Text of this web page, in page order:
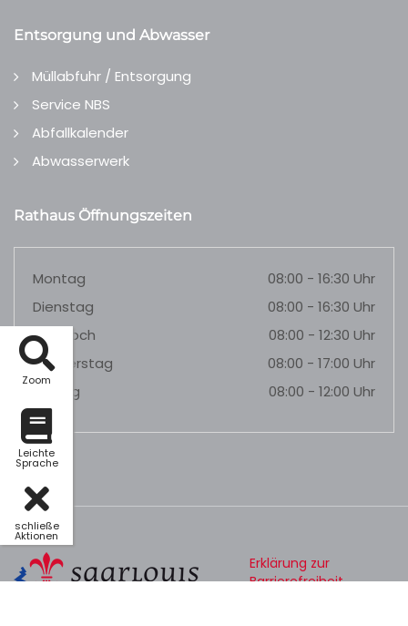
Zoom
Leichte
Sprache
schließe
Aktionen
Entsorgung und Abwasser
Müllabfuhr / Entsorgung
Service NBS
Abfallkalender
Abwasserwerk
Rathaus Öffnungszeiten
Montag
08:00 - 16:30 Uhr
Dienstag
08:00 - 16:30 Uhr
Mittwoch
08:00 - 12:30 Uhr
Donnerstag
08:00 - 17:00 Uhr
Freitag
08:00 - 12:00 Uhr
Erklärung zur
Barrierefreiheit